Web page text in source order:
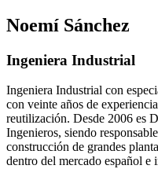
Noemí Sánchez
Ingeniera Industrial
Ingeniera Industrial con
con veinte años de
reutilización. Desde 2006 es
Ingenieros, siendo
construcción de grandes
dentro del mercado español e